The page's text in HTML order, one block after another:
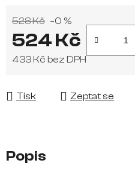
528 Kč –0 %
524 Kč
433 Kč bez DPH
Tisk Zeptat se
Popis